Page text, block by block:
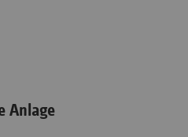
Anlage